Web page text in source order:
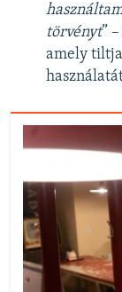
törvényt”
amely